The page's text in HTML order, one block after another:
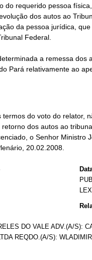
do voto do relator,
dos autos ao
o Senhor Ministro
20.02.2008.
DO VALE ADV.(A/S):
REQDO.(A/S):